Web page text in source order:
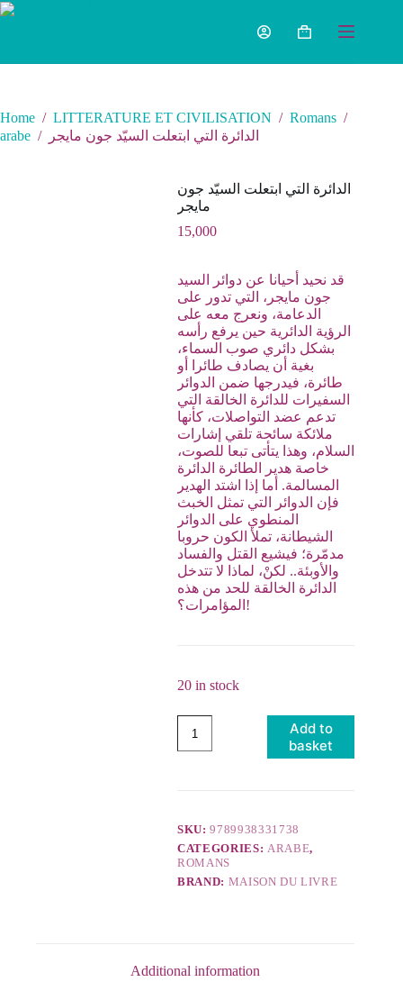
Home / LITTERATURE ET CIVILISATION / Romans /
arabe / الدائرة التي ابتعلت السيّد جون مايجر
الدائرة التي ابتعلت السيّد جون
مايجر
15,000
قد نحيد أحيانا عن دوائر السيد
جون مايجر، التي تدور على
الدعامة، ونعرج معه على
الرؤية الدائرية حين يرفع رأسه
بشكل دائري صوب السماء،
بغية أن يصادف طائرا أو
طائرة، فيدرجها ضمن الدوائر
السفيرات للدائرة الخالقة التي
تدعم عضد التواصلات، كأنها
ملائكة سائحة تلقي إشارات
السلام، وهذا يتأتى تبعا للصوت،
خاصة هدير الطائرة الدائرة
المسالمة. أما إذا اشتد الهدير
فإن الدوائر التي تمثل الخبث
المنطوي على الدوائر
الشيطانة، تملأ الكون حروبا
مدمّرة؛ فيشيع القتل والفساد
والأوبئة.. لكنْ، لماذا لا تتدخل
الدائرة الخالقة للحد من هذه
المؤامرات؟!
20 in stock
Add to
basket
SKU:9789938331738
CATEGORIES: ARABE,
ROMANS
BRAND: MAISON DU LIVRE
Additional information